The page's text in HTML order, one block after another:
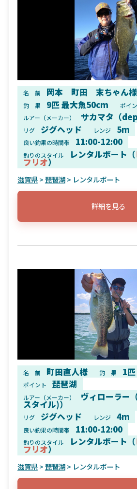
名 前 岡本 町田 末ちゃん様
釣 果 9匹 最大魚50cm ポイ
ルアー（メーカー） サカマタ（
リグ ジグヘッド レンジ 5m
良い釣果の時間帯 11:00-12:00
釣りのスタイル レンタルボート（
フリオ）
滋賀県>琵琶湖> レンタルボート
詳細を見る
名 前 町田直人様 釣 果 1
ポイント 琵琶湖
ルアー（メーカー） ヴィローラー
スタイル)）
リグ ジグヘッド レンジ 4m
良い釣果の時間帯 11:00-12:00
釣りのスタイル レンタルボート（
フリオ）
滋賀県>琵琶湖> レンタルボート